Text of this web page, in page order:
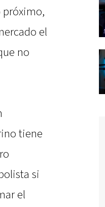
el
no
tiene
si
el